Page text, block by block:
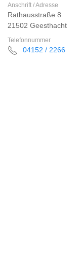
Anschrift / Adresse
Rathausstraße 8
21502 Geesthacht
Telefonnummer
04152 / 2266